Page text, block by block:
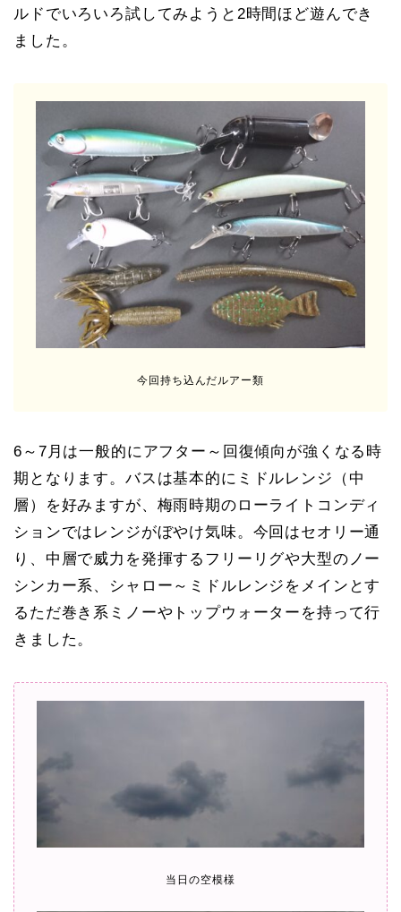
ルドでいろいろ試してみようと2時間ほど遊んでき
ました。
今回持ち込んだルアー類
6～7月は一般的にアフター～回復傾向が強くなる時
期となります。バスは基本的にミドルレンジ（中
層）を好みますが、梅雨時期のローライトコンディ
ションではレンジがぼやけ気味。今回はセオリー通
り、中層で威力を発揮するフリーリグや大型のノー
シンカー系、シャロー～ミドルレンジをメインとす
るただ巻き系ミノーやトップウォーターを持って行
きました。
当日の空模様